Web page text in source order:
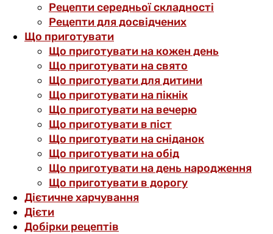
Рецепти середньої складності
Рецепти для досвідчених
Що приготувати
Що приготувати на кожен день
Що приготувати на свято
Що приготувати для дитини
Що приготувати на пікнік
Що приготувати на вечерю
Що приготувати в піст
Що приготувати на сніданок
Що приготувати на обід
Що приготувати на день народження
Що приготувати в дорогу
Дієтичне харчування
Дієти
Добірки рецептів